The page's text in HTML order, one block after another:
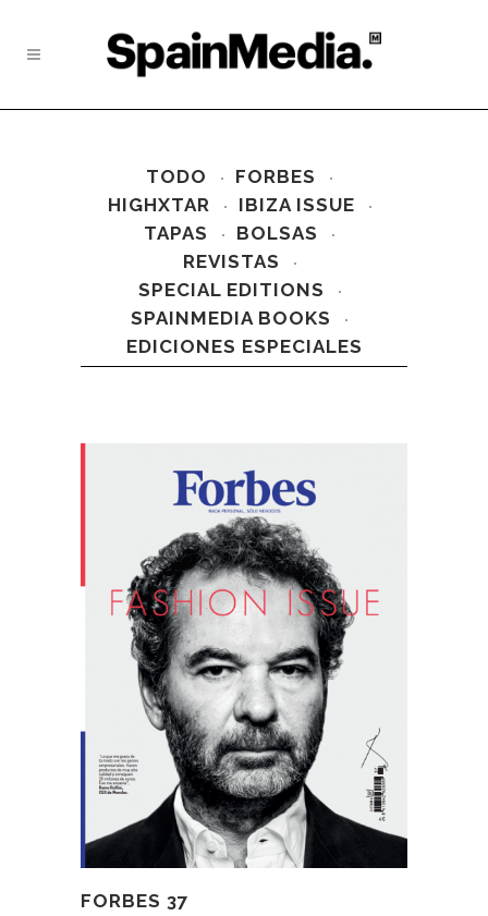
TODO
FORBES
HIGHXTAR
IBIZA ISSUE
TAPAS
BOLSAS
REVISTAS
SPECIAL EDITIONS
SPAINMEDIA BOOKS
EDICIONES ESPECIALES
FORBES 37